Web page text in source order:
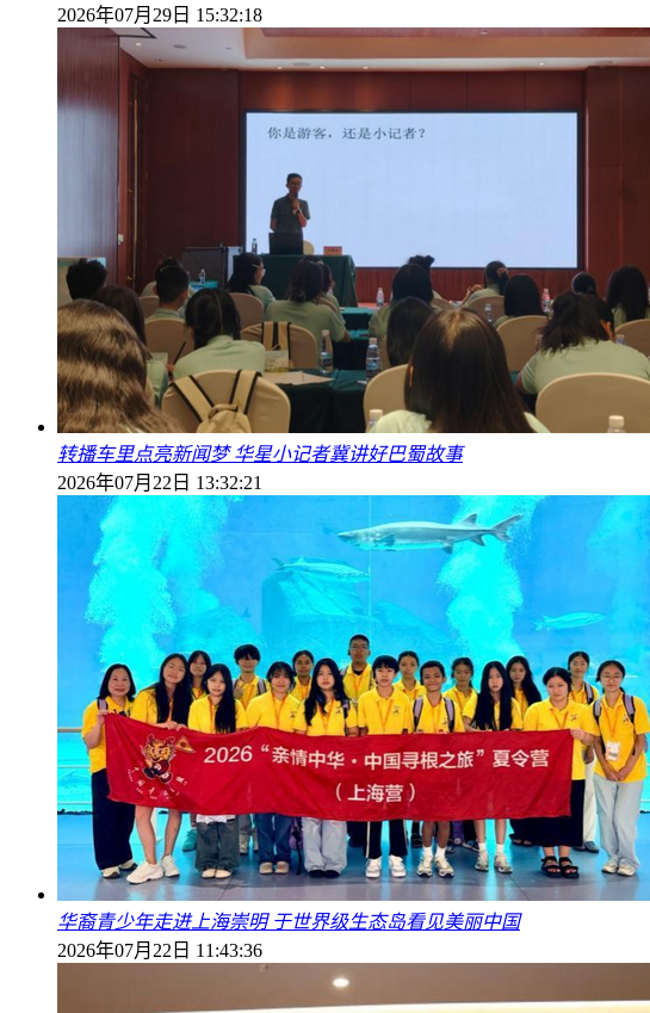
2026年07月29日 15:32:18
转播车里点亮新闻梦 华星小记者冀讲好巴蜀故事
2026年07月22日 13:32:21
华裔青少年走进上海崇明 于世界级生态岛看见美丽中国
2026年07月22日 11:43:36